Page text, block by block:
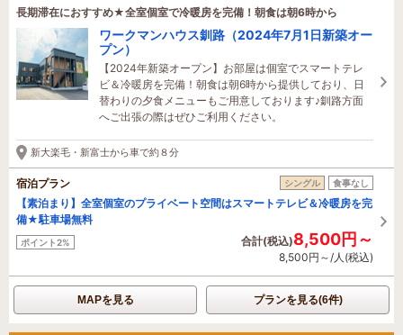
長期滞在におすすめ★全室個室で冷暖房を完備！朝食は朝6時から
ワークマンハウス釧路（2024年7月1日新築オー
プン）
【2024年新築オープン】お部屋は個室でスマートテレ
ビ＆冷暖房を完備！朝食は朝6時から提供しており、日
替わりの夕食メニューもご用意しております♪釧路方面
へご出張の際はぜひご利用ください。
新大楽毛・新富士から車で約８分
宿泊プラン シングル 食事なし
【素泊まり】全室個室のプライベート空間はスマートテレビ＆冷暖房を完
備★駐車場無料
ポイント2% 合計(税込)8,500円～
8,500円～/人(税込)
MAPを見る プランを見る(6件)